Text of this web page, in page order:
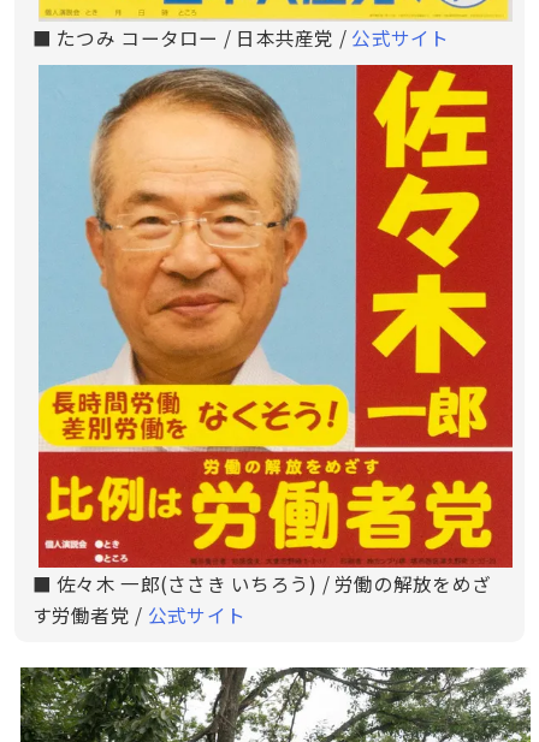
■ たつみ コータロー / 日本共産党 / 公式サイト
■ 佐々木 一郎(ささき いちろう) / 労働の解放をめざ
す労働者党 / 公式サイト